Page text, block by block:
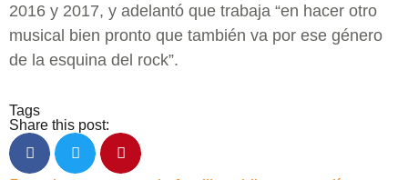
2016 y 2017, y adelantó que trabaja “en hacer otro
musical bien pronto que también va por ese género
de la esquina del rock”.
Tags
Share this post: